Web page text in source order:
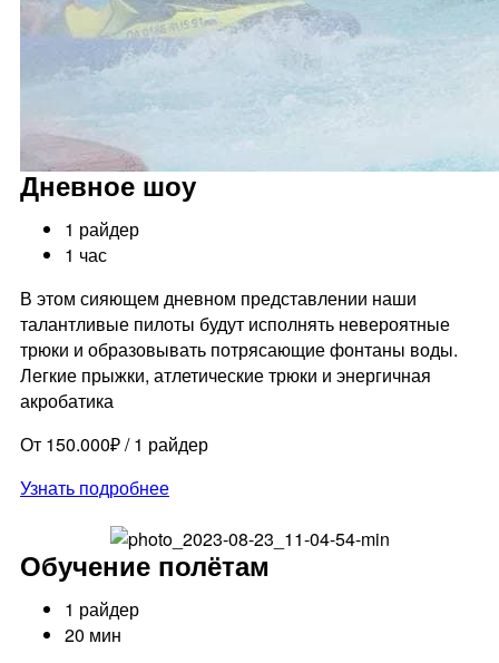
Дневное шоу
1 райдер
1 час
В этом сияющем дневном представлении наши
талантливые пилоты будут исполнять невероятные
трюки и образовывать потрясающие фонтаны воды.
Легкие прыжки, атлетические трюки и энергичная
акробатика
От 150.000₽ / 1 райдер
Узнать подробнее
Обучение полётам
1 райдер
20 мин